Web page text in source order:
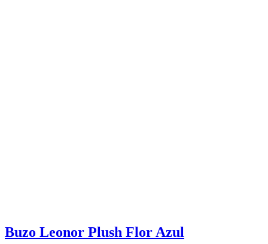
Buzo Leonor Plush Flor Azul